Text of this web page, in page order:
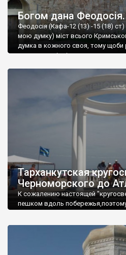
Богом дана
Феодосія (Кафа-12 (13) -15 (18) ст)
мою думку) міст всього
думка в кожного своя, тому щоби
запрошую відвідати це
Тарханкутская
Черноморского до
К сожалению настоящей
пешком вдоль